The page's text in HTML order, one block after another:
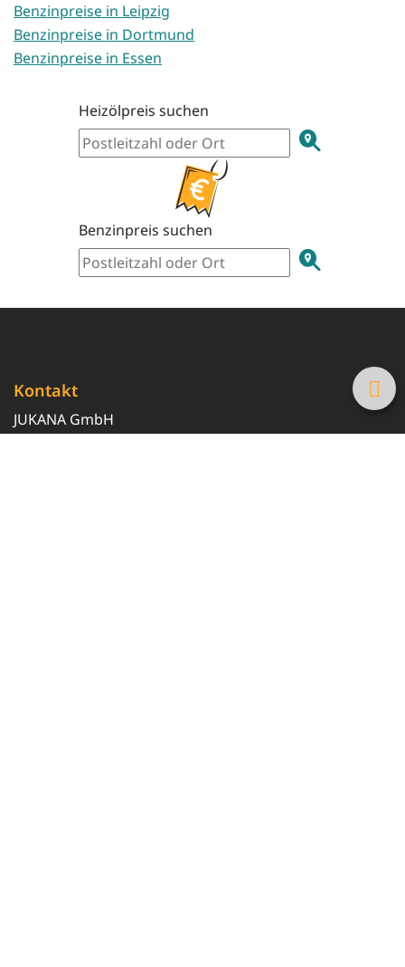
Benzinpreise in Leipzig
Benzinpreise in Dortmund
Benzinpreise in Essen
Heizölpreis suchen
Benzinpreis suchen
Kontakt
JUKANA GmbH